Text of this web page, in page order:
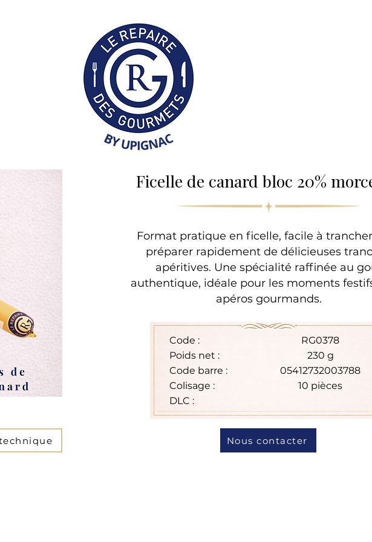
Collection Professionnelle
Ficelle de canard bloc 20%
Format pratique en ficelle, facile à
préparer rapidement de délicieuses
apéritives. Une spécialité raffinée au
authentique, idéale pour les moments
apéros gourmands.
Code :
Poids net :
Code barre :
Colisage :
DLC :
RG0378
230 g
05412732003788
10 pièces
Nous contacter